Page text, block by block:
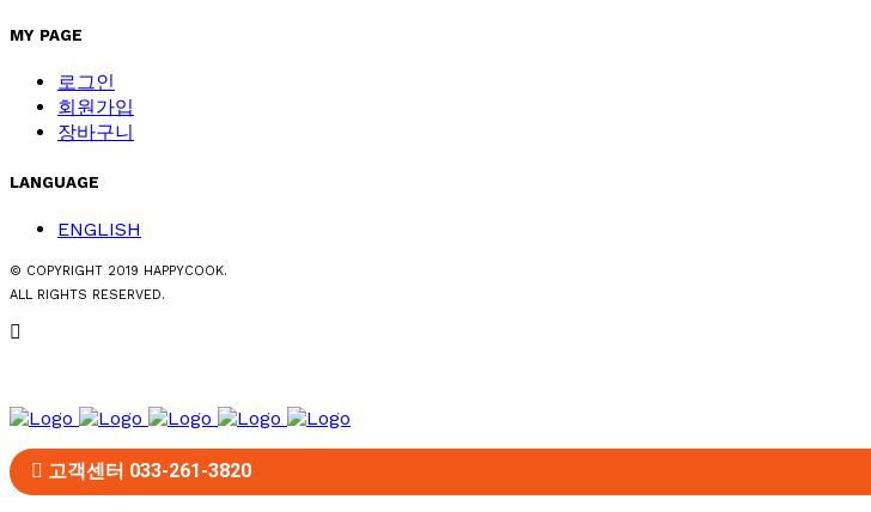
MY PAGE
로그인
회원가입
장바구니
LANGUAGE
ENGLISH
© COPYRIGHT 2019 HAPPYCOOK.
ALL RIGHTS RESERVED.
고객센터 033-261-3820